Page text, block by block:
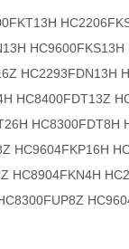
HC2293FDN13H
HC8400FDT13Z
HC8300FDT8H
HC9604FKP16H
HC8904FKN4H